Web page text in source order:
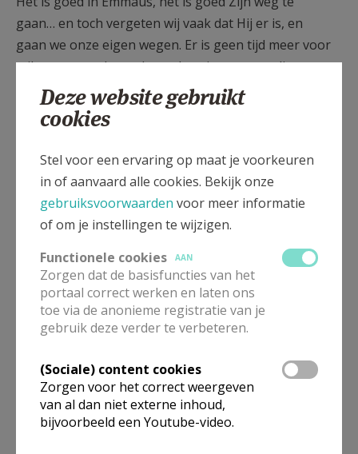
gaan… en toch vergeten wij vaak dat Hij er is, en
gaan we onze eigen wegen. Er is geen tijd meer voor
stilte, onze taak wordt een last, in mensen, dingen en
gebeurtenissen zien we vooral het negatieve. We
verliezen onze binnenkant. We verliezen het contact
met onze Heer.
Gelukkig verliest Hij ons niet!
Altijd weer komt Hij op onze weg, in een woord, in
een mens, in gebroken Brood. Als wij maar weer op
Riet Goemaes
Deze website gebruikt
cookies
Stel voor een ervaring op maat je voorkeuren
in of aanvaard alle cookies. Bekijk onze
gebruiksvoorwaarden voor meer informatie
of om je instellingen te wijzigen.
Functionele cookies
AAN
Zorgen dat de basisfuncties van het
portaal correct werken en laten ons
toe via de anonieme registratie van je
gebruik deze verder te verbeteren.
(Sociale) content cookies
Zorgen voor het correct weergeven
van al dan niet externe inhoud,
bijvoorbeeld een Youtube-video.